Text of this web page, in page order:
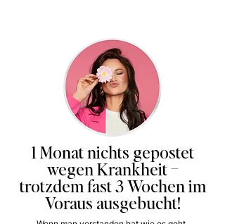
1 Monat nichts gepostet
wegen Krankheit –
trotzdem fast 3 Wochen im
Voraus ausgebucht!